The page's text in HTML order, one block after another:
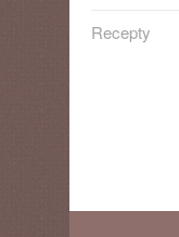
Recepty